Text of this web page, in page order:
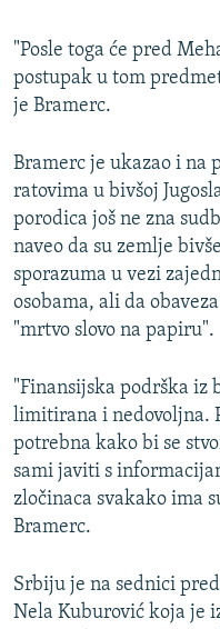
"Posle toga će pred
postupak u tom
je Bramerc.
Bramerc je ukazao i na
ratovima u bivšoj
porodica još ne zna
naveo da su zemlje
sporazuma u vezi
osobama, ali da
"mrtvo slovo na papiru".
"Finansijska podrška iz
limitirana i nedovoljna.
potrebna kako bi se
sami javiti s
zločinaca svakako ima
Bramerc.
Srbiju je na sednici
Nela Kuburović koja je